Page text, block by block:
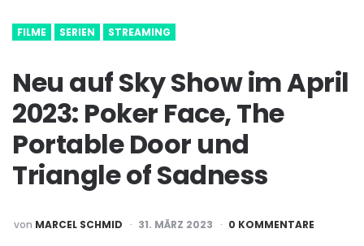
FILME SERIEN STREAMING
Neu auf Sky Show im April
2023: Poker Face, The
Portable Door und
Triangle of Sadness
POSTED
BY
von MARCEL SCHMID 31. MÄRZ 2023 0 KOMMENTARE